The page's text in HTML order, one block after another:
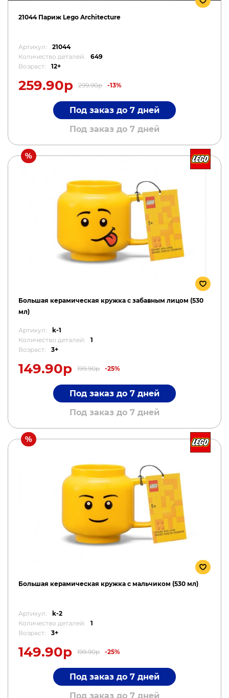
21044 Париж Lego Architecture
Артикул:
21044
Количество деталей:
649
Возраст:
12+
259.90р 299.90р -13%
Под заказ до 7 дней
Под заказ до 7 дней
Большая керамическая кружка с забавным лицом (530
мл)
Артикул:
k-1
Количество деталей:
1
Возраст:
3+
149.90р 199.90р -25%
Под заказ до 7 дней
Под заказ до 7 дней
Большая керамическая кружка с мальчиком (530 мл)
Артикул:
k-2
Количество деталей:
1
Возраст:
3+
149.90р 199.90р -25%
Под заказ до 7 дней
Под заказ до 7 дней